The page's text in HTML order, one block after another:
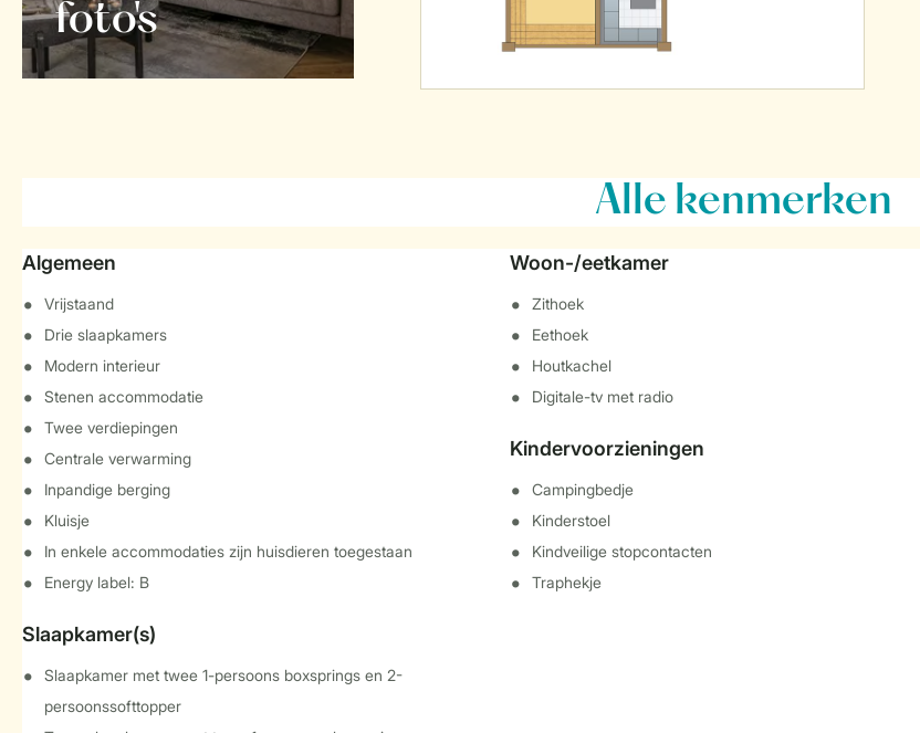
foto's
Alle kenmerken
Algemeen
Vrijstaand
Drie slaapkamers
Modern interieur
Stenen accommodatie
Twee verdiepingen
Centrale verwarming
Inpandige berging
Kluisje
In enkele accommodaties zijn huisdieren toegestaan
Energy label: B
Slaapkamer(s)
Slaapkamer met twee 1-persoons boxsprings en 2-
persoonssofttopper
Woon-/eetkamer
Zithoek
Eethoek
Houtkachel
Digitale-tv met radio
Kindervoorzieningen
Campingbedje
Kinderstoel
Kindveilige stopcontacten
Traphekje